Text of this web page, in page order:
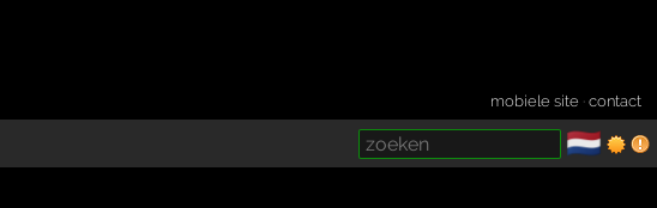
mobiele site ·contact
🇳🇱